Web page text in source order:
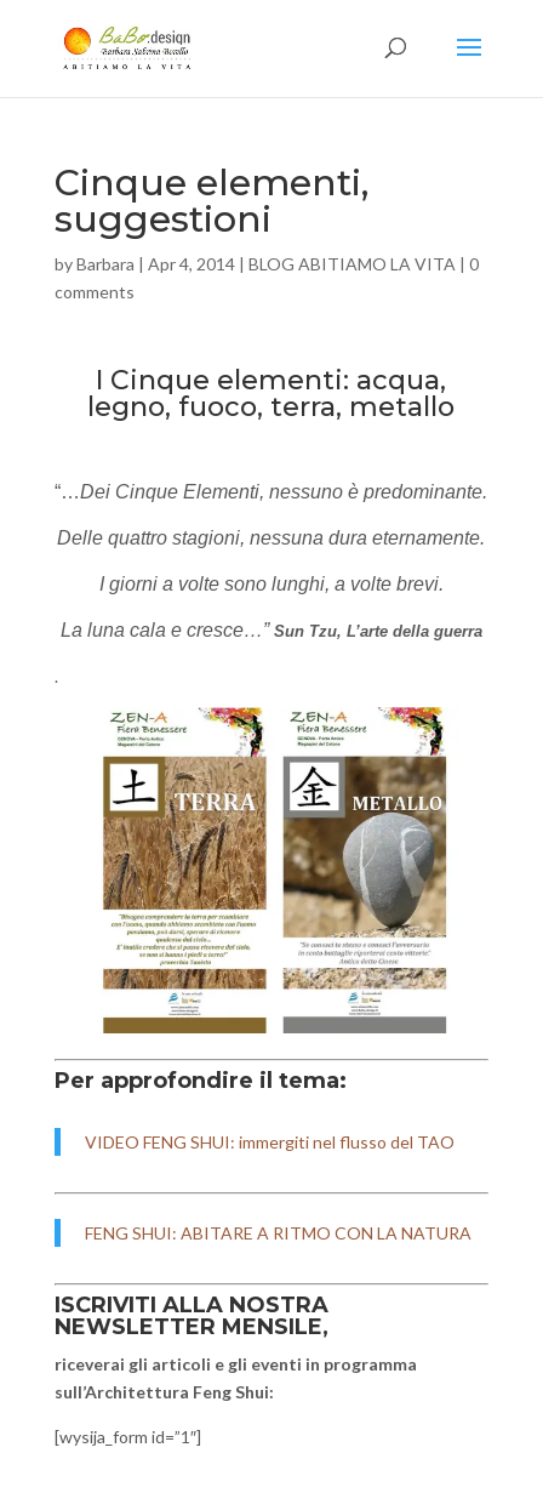
Cinque elementi,
suggestioni
byBarbara | Apr 4, 2014| BLOG ABITIAMO LA VITA | 0
comments
I Cinque elementi: acqua,
legno, fuoco, terra, metallo
“…Dei Cinque Elementi, nessuno è predominante.
Delle quattro stagioni, nessuna dura eternamente.
I giorni a volte sono lunghi, a volte brevi.
La luna cala e cresce…” Sun Tzu, L’arte della guerra
.
Per approfondire il tema:
VIDEO FENG SHUI: immergiti nel flusso del TAO
FENG SHUI: ABITARE A RITMO CON LA NATURA
ISCRIVITI ALLA NOSTRA
NEWSLETTER MENSILE,
riceverai gli articoli e gli eventi in programma
sull’Architettura Feng Shui:
[wysija_form id=”1″]